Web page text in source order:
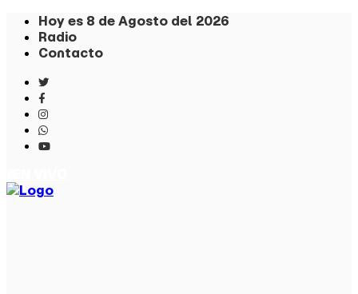
Hoy es 8 de Agosto del 2026
Radio
Contacto